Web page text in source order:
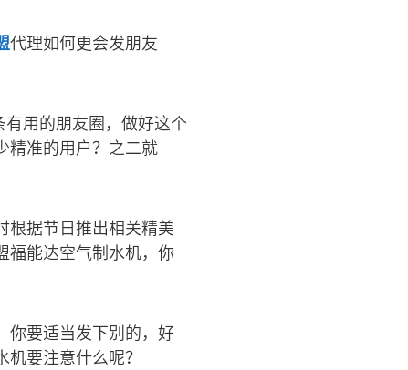
代理如何更会发朋友
用的朋友圈，做好这个
精准的用户？之二就
根据节日推出相关精美
福能达空气制水机，你
你要适当发下别的，好
要注意什么呢？